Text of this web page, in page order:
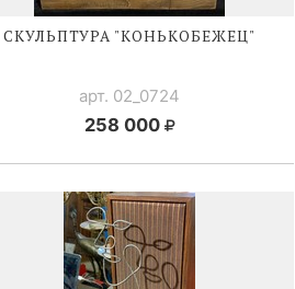
СКУЛЬПТУРА "КОНЬКОБЕЖЕЦ"
арт. 02_0724
258 000